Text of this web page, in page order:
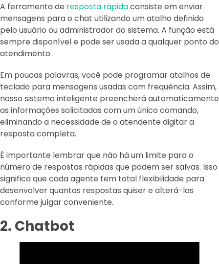
A ferramenta de resposta rápidaconsiste em enviar
mensagens para o chat utilizando um atalho definido
pelo usuário ou administrador do sistema. A função está
sempre disponível e pode ser usada a qualquer ponto do
atendimento.
Em poucas palavras, você pode programar atalhos de
teclado para mensagens usadas com frequência. Assim,
nosso sistema inteligente preencherá automaticamente
as informações solicitadas com um único comando,
eliminando a necessidade de o atendente digitar a
resposta completa.
É importante lembrar que não há um limite para o
número de respostas rápidas que podem ser salvas. Isso
significa que cada agente tem total flexibilidade para
desenvolver quantas respostas quiser e alterá-las
conforme julgar conveniente.
2. Chatbot